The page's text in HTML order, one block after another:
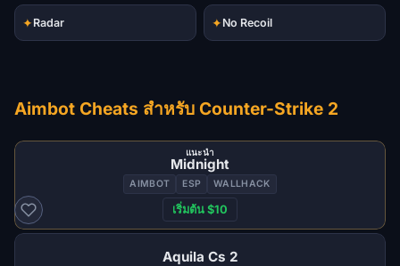
✦Radar ✦No Recoil
Aimbot Cheats สำหรับ Counter-Strike 2
แนะนำ
Midnight
AIMBOT ESP WALLHACK
เริ่มต้น $10
Aquila Cs 2